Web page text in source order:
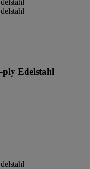
ply Edelstahl